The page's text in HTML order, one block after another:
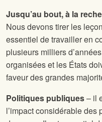
Jusqu’au bout, à la
Nous devons tirer les
essentiel de travailler en
plusieurs milliers
organisées et les États
faveur des grandes
Politiques publiques– il
l’impact considérable